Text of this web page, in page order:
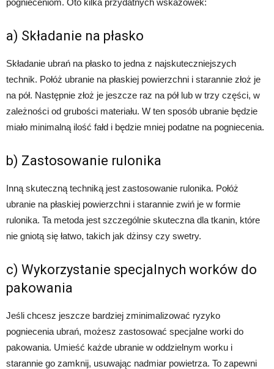
a) Składanie na płasko
Składanie ubrań na płasko to jedna z najskuteczniejszych
technik. Połóż ubranie na płaskiej powierzchni i starannie złoż je
na pół. Następnie złoż je jeszcze raz na pół lub w trzy części, w
zależności od grubości materiału. W ten sposób ubranie będzie
miało minimalną ilość fałd i będzie mniej podatne na pogniecenia.
b) Zastosowanie rulonika
Inną skuteczną techniką jest zastosowanie rulonika. Połóż
ubranie na płaskiej powierzchni i starannie zwiń je w formie
rulonika. Ta metoda jest szczególnie skuteczna dla tkanin, które
nie gniotą się łatwo, takich jak dżinsy czy swetry.
c) Wykorzystanie specjalnych worków do
pakowania
Jeśli chcesz jeszcze bardziej zminimalizować ryzyko
pogniecenia ubrań, możesz zastosować specjalne worki do
pakowania. Umieść każde ubranie w oddzielnym worku i
starannie go zamknij, usuwając nadmiar powietrza. To zapewni